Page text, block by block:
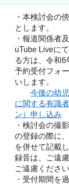
・本検討会の
とします。
・報道関係者
uTube Liveに
る方は、令和
予約受付フォ
いします。
今後の幼
に関する有識
ン）申し込み
・検討会の撮
の登録の際に
を併せて記載
録音は、ご遠
ご遠慮ください
・受付期間を